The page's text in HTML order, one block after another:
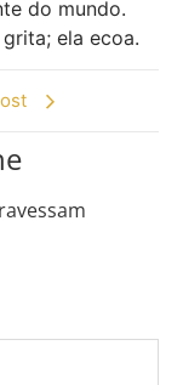
do mundo.
ela ecoa.